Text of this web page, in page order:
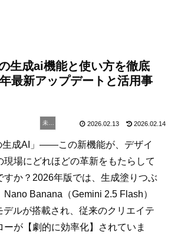
生成ai機能と使い方を徹底
最新アップデートと活用事
2026.02.13 2026.02.14
生成AI」――この新機能が、デザイ
現場にどれほどの革新をもたらして
すか？2026年版では、生成塗りつぶ
Nano Banana（Gemini 2.5 Flash）
デルが搭載され、従来のクリエイテ
ーが【劇的に効率化】されていま